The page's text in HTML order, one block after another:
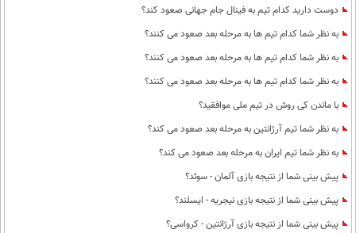
دوست دارید کدام تیم به فینال جام جهانی صعود کند؟
به نظر شما کدام تیم ها به مرحله بعد صعود می کنند؟
به نظر شما کدام تیم ها به مرحله بعد صعود می کنند؟
به نظر شما کدام تیم ها به مرحله بعد صعود می کنند؟
با ماندن کی روش در تیم ملی موافقید؟
به نظر شما تیم آرژانتین به مرحله بعد صعود می کند؟
به نظر شما تیم ایران به مرحله بعد صعود می کند؟
پیش بینی شما از نتیجه بازی آلمان - سوئد؟
پیش بینی شما از نتیجه بازی نیجریه - ایسلند؟
پیش بینی شما از نتیجه بازی آرژانتین - کرواسی؟